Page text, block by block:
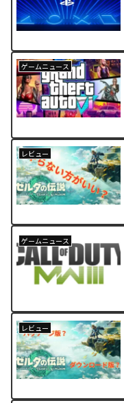
ゲームニュース
レビュー
ゲームニュース
レビュー